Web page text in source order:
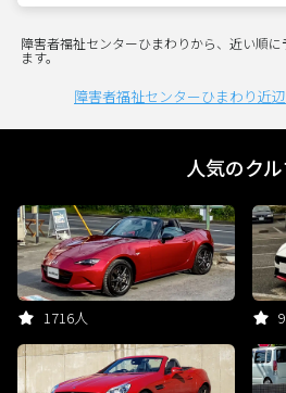
障害者福祉センターひまわりから、近い順
ます。
障害者福祉センターひまわり近
人気のク
1716人